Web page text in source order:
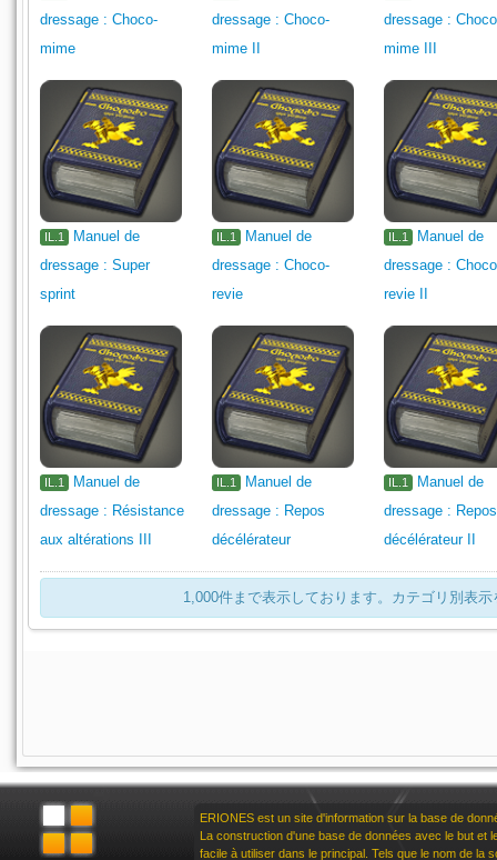
dressage : Choco-
mime
dressage : Choco-
mime II
dressage :
mime III
IL.1
Manuel de
dressage : Super
sprint
IL.1
Manuel de
dressage : Choco-
revie
IL.1
Manuel de
dressage :
revie II
IL.1
Manuel de
dressage : Résistance
aux altérations III
IL.1
Manuel de
dressage : Repos
décélérateur
IL.1
Manuel de
dressage : Repos
décélérateur II
1,000件まで表示しております。カテゴリ別表
ERIONES est un site d'information sur la base de
La construction d'une base de données avec le but et
facile à utiliser dans le principal. Tels que le nom de la